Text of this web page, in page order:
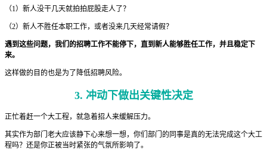
（1）新人没干几天就拍拍屁股走人了？
（2）新人不胜任本职工作，或者没来几天经常请假？
遇到这些问题，我们的招聘工作不能停下，直到新人能够胜任工作，并且稳定下
来。
这样做的目的也是为了降低招聘风险。
3. 冲动下做出关键性决定
正忙着赶一个大工程，就急着招人来缓解压力。
其实作为部门老大应该静下心来想一想，你们部门的同事是真的无法完成这个大工
程吗？还是你正被当时紧张的气氛所影响了。